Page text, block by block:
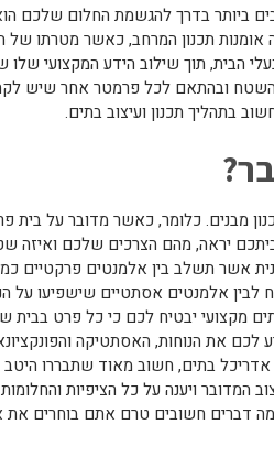
ביותר בדרך להגשמת החלום שלכם
תכנון המרחב, כאשר מטרתו של
הבית, תוך שילוב הידע המקצועי שלו
השטח ובהתאם לכל פרמטר אחר שיש
בתהליך תכנון ועיצוב בתים.
מבנים. כלומר, כאשר מדובר על בית
יראה, מהם הצרכים שלכם ואיזה
אשר תשלב בין אלמנטים פרקטיים
לבין אלמנטים אסתטיים שישפיעו על
מקצועי יבטיח לכם כי כל פרט בבית
לכם את הנוחות, האסתטיקה
בתים, חשוב מאוד שתבררו היטב
המדובר ויענה על כל הציפיות
דברים חשובים טרם אתם בוחרים את